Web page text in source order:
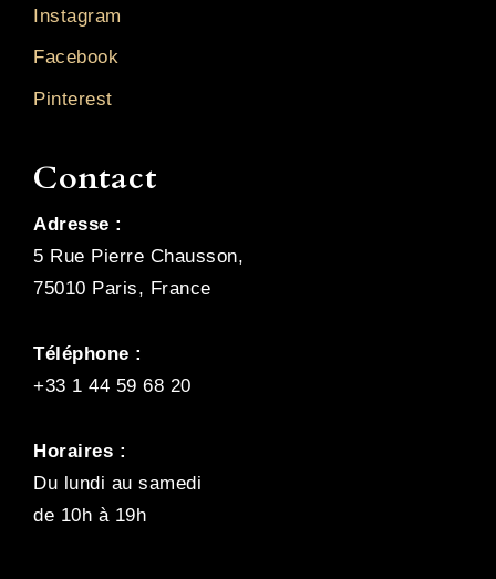
Instagram
Facebook
Pinterest
Contact
Adresse :
5 Rue Pierre Chausson,
75010 Paris, France
Téléphone :
+33 1 44 59 68 20
Horaires :
Du lundi au samedi
de 10h à 19h